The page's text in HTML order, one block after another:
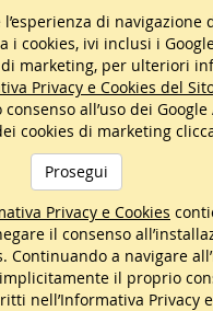
di navigazione
i cookies, ivi inclusi i
di marketing, per ulteriori
Privacy e Cookies del
all’uso dei Google
cookies di marketing
Prosegui
Privacy e Cookies
il consenso
Continuando a navigare
il proprio
nell’Informativa Privacy